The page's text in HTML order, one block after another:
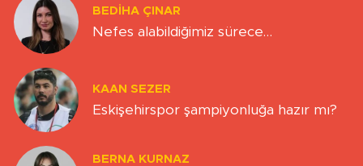
BEDIHA ÇINAR
Nefes alabildiğimiz sürece…
KAAN SEZER
Eskişehirspor şampiyonluğa hazır mı?
BERNA KURNAZ